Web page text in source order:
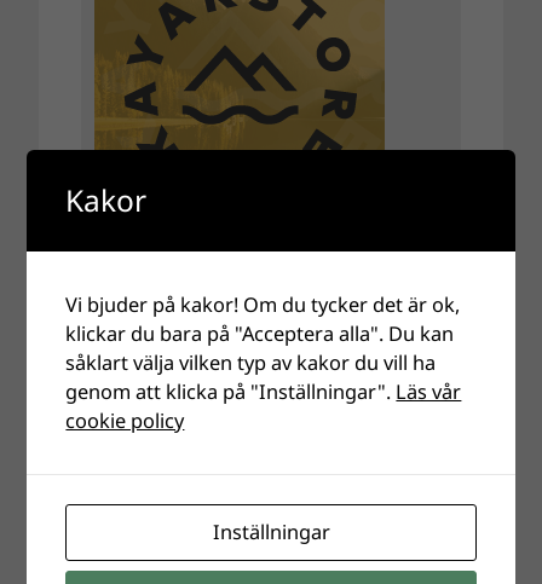
Kakor
Vi bjuder på kakor! Om du tycker det är ok,
klickar du bara på "Acceptera alla". Du kan
såklart välja vilken typ av kakor du vill ha
genom att klicka på "Inställningar". Läs vår
cookie policy
Inställningar